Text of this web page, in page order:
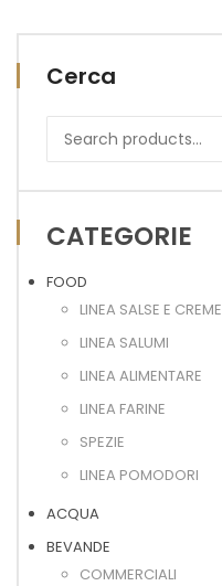
Cerca
CATEGORIE
FOOD
LINEA SALSE E CREME
LINEA SALUMI
LINEA ALIMENTARE
LINEA FARINE
SPEZIE
LINEA POMODORI
ACQUA
BEVANDE
COMMERCIALI